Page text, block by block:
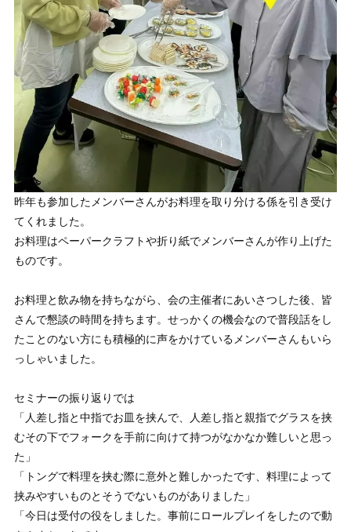
昨年も参加したメンバーさんがお料理を取り分ける係を引き受け
てくれました。
お料理はペーパークラフトや折り紙でメンバーさんが作り上げた
ものです。
お料理と飲み物を持ちながら、会の主催者にあいさつした後、皆
さんで懇談の時間を持ちます。せっかくの機会なので普段話をし
たことのない方にも積極的に声をかけているメンバーさんもいら
っしゃいました。
セミナーの振り返りでは
「人差し指と中指でお皿を挟んで、人差し指と親指でグラスを挟
むその下でフォークを手前に向けて持つがなかなか難しいと思っ
た」
「トングで料理を挟む際に意外と難しかったです、料理によって
挟みやすいものとそうでないものがありました」
「今日は受付の役をしました。事前にロールプレイをしたので動